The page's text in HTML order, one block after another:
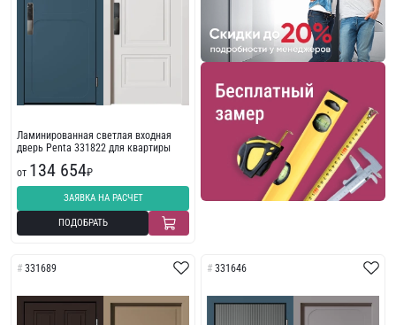
Ламинированная светлая входная
дверь Penta 331822 для квартиры
от 134 654₽
ЗАЯВКА НА РАСЧЕТ
ПОДОБРАТЬ
331689 331646